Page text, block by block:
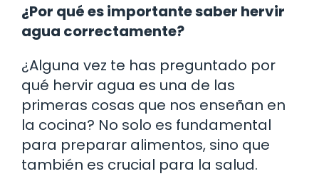
¿Por qué es importante saber hervir
agua correctamente?
¿Alguna vez te has preguntado por
qué hervir agua es una de las
primeras cosas que nos enseñan en
la cocina? No solo es fundamental
para preparar alimentos, sino que
también es crucial para la salud.